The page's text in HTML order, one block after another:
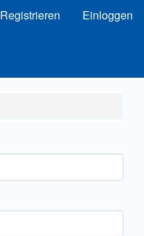
Registrieren Einloggen